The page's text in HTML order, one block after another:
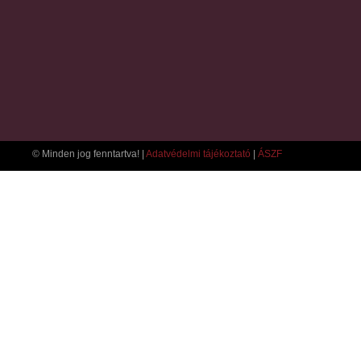
© Minden jog fenntartva! | Adatvédelmi tájékoztató ÁSZF